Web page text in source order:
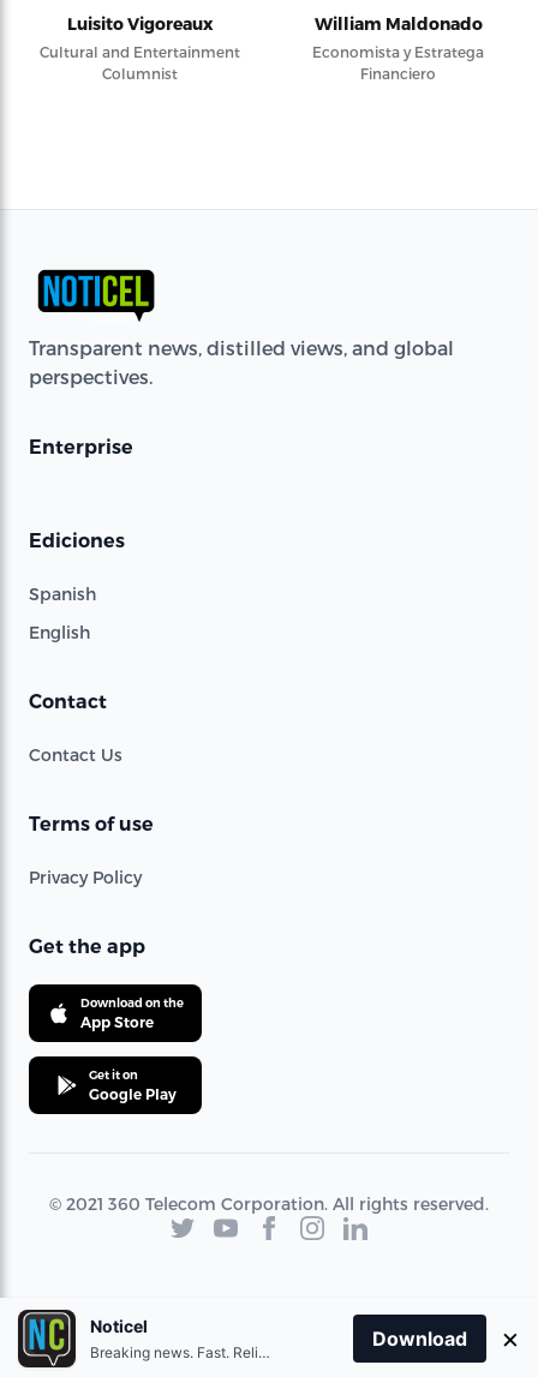
Luisito Vigoreaux
Cultural and Entertainment
Columnist
William Maldonado
Economista y Estratega
Financiero
Transparent news, distilled views, and global
perspectives.
Enterprise
Ediciones
Spanish
English
Contact
Contact Us
Terms of use
Privacy Policy
Get the app
Download on the
App Store
Get it on
Google Play
© 2021 360 Telecom Corporation. All rights reserved.
Noticel
Breaking news. Fast. Reliable.
Download ×